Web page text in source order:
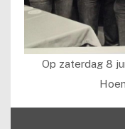
Op zaterdag 8